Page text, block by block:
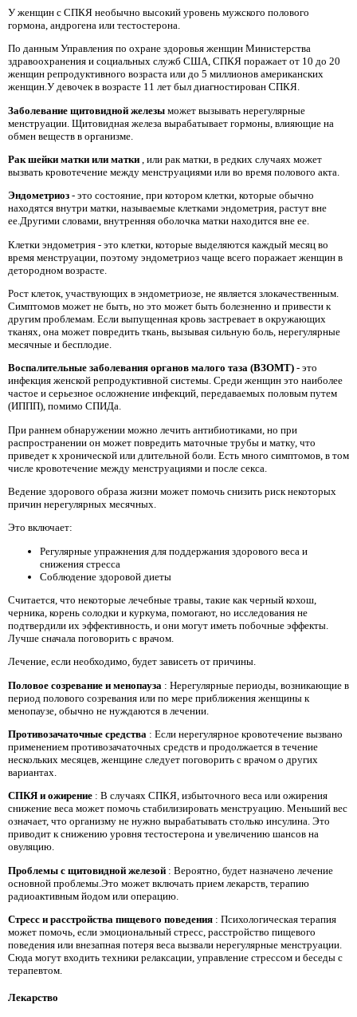
У женщин с СПКЯ необычно высокий уровень мужского полового
гормона, андрогена или тестостерона.
По данным Управления по охране здоровья женщин Министерства
здравоохранения и социальных служб США, СПКЯ поражает от 10 до 20
женщин репродуктивного возраста или до 5 миллионов американских
женщин.У девочек в возрасте 11 лет был диагностирован СПКЯ.
Заболевание щитовидной железы может вызывать нерегулярные
менструации. Щитовидная железа вырабатывает гормоны, влияющие на
обмен веществ в организме.
Рак шейки матки или матки , или рак матки, в редких случаях может
вызвать кровотечение между менструациями или во время полового акта.
Эндометриоз - это состояние, при котором клетки, которые обычно
находятся внутри матки, называемые клетками эндометрия, растут вне
ее.Другими словами, внутренняя оболочка матки находится вне ее.
Клетки эндометрия - это клетки, которые выделяются каждый месяц во
время менструации, поэтому эндометриоз чаще всего поражает женщин в
детородном возрасте.
Рост клеток, участвующих в эндометриозе, не является злокачественным.
Симптомов может не быть, но это может быть болезненно и привести к
другим проблемам. Если выпущенная кровь застревает в окружающих
тканях, она может повредить ткань, вызывая сильную боль, нерегулярные
месячные и бесплодие.
Воспалительные заболевания органов малого таза (ВЗОМТ) - это
инфекция женской репродуктивной системы. Среди женщин это наиболее
частое и серьезное осложнение инфекций, передаваемых половым путем
(ИППП), помимо СПИДа.
При раннем обнаружении можно лечить антибиотиками, но при
распространении он может повредить маточные трубы и матку, что
приведет к хронической или длительной боли. Есть много симптомов, в том
числе кровотечение между менструациями и после секса.
Ведение здорового образа жизни может помочь снизить риск некоторых
причин нерегулярных месячных.
Это включает:
Регулярные упражнения для поддержания здорового веса и
снижения стресса
Соблюдение здоровой диеты
Считается, что некоторые лечебные травы, такие как черный кохош,
черника, корень солодки и куркума, помогают, но исследования не
подтвердили их эффективность, и они могут иметь побочные эффекты.
Лучше сначала поговорить с врачом.
Лечение, если необходимо, будет зависеть от причины.
Половое созревание и менопауза : Нерегулярные периоды, возникающие в
период полового созревания или по мере приближения женщины к
менопаузе, обычно не нуждаются в лечении.
Противозачаточные средства : Если нерегулярное кровотечение вызвано
применением противозачаточных средств и продолжается в течение
нескольких месяцев, женщине следует поговорить с врачом о других
вариантах.
СПКЯ и ожирение : В случаях СПКЯ, избыточного веса или ожирения
снижение веса может помочь стабилизировать менструацию. Меньший вес
означает, что организму не нужно вырабатывать столько инсулина. Это
приводит к снижению уровня тестостерона и увеличению шансов на
овуляцию.
Проблемы с щитовидной железой : Вероятно, будет назначено лечение
основной проблемы.Это может включать прием лекарств, терапию
радиоактивным йодом или операцию.
Стресс и расстройства пищевого поведения : Психологическая терапия
может помочь, если эмоциональный стресс, расстройство пищевого
поведения или внезапная потеря веса вызвали нерегулярные менструации.
Сюда могут входить техники релаксации, управление стрессом и беседы с
терапевтом.
Лекарство